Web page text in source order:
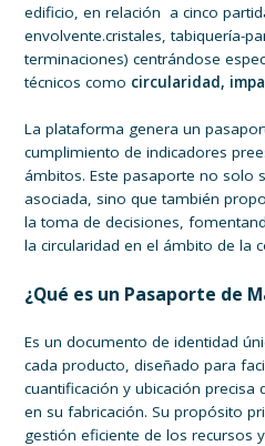
edificio, en relación a cinco
envolvente.cristales, tabiquería-
terminaciones) centrándose
técnicos como circularidad,
La plataforma genera un
cumplimiento de indicadores
ámbitos. Este pasaporte no solo
asociada, sino que también
la toma de decisiones,
la circularidad en el ámbito de la
¿Qué es un Pasaporte de
Es un documento de identidad
cada producto, diseñado para
cuantificación y ubicación
en su fabricación. Su propósito
gestión eficiente de los recursos